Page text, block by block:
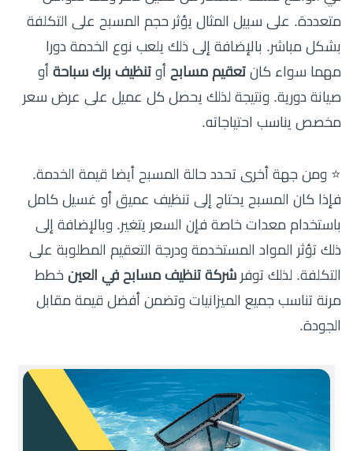
متعددة. على سبيل المثال يؤثر حجم المسبح على التكلفة
بشكل مباشر. بالإضافة إلى ذلك يلعب نوع الخدمة دورا
مهما سواء كان تعقيم مسابح أو تنظيف برك سباحة أو
صيانة دورية. ونتيجة لذلك يحصل كل عميل على عرض سعر
مخصص يناسب احتياجاته.
⭐ ومن جهة أخرى تحدد حالة المسبح أيضا قيمة الخدمة.
فإذا كان المسبح يحتاج إلى تنظيف عميق أو غسيل كامل
باستخدام معدات خاصة فإن السعر يتغير. وبالإضافة إلى
ذلك تؤثر المواد المستخدمة ودرجة التعقيم المطلوبة على
التكلفة. لذلك توفر شركة تنظيف مسابح في العين خطط
مرنة تناسب جميع الميزانيات وتضمن أفضل قيمة مقابل
الجودة.